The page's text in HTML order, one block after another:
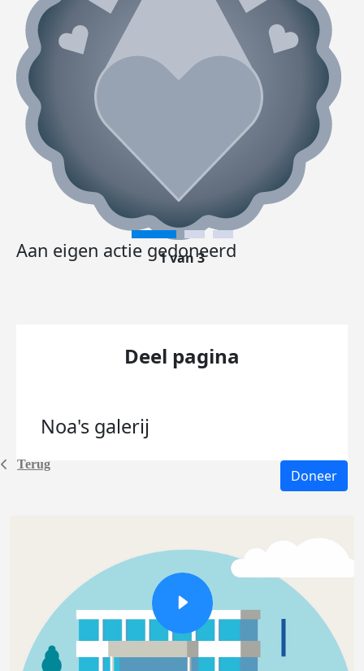
Terug
Aan eigen actie gedoneerd
1 van 3
Deel pagina
Noa's galerij
Doneer